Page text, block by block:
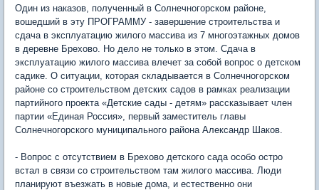
Один из наказов, полученный в Солнечногорском районе,
вошедший в эту ПРОГРАММУ - завершение строительства и
сдача в эксплуатацию жилого массива из 7 многоэтажных домов
в деревне Брехово. Но дело не только в этом. Сдача в
эксплуатацию жилого массива влечет за собой вопрос о детском
садике. О ситуации, которая складывается в Солнечногорском
районе со строительством детских садов в рамках реализации
партийного проекта «Детские сады - детям» рассказывает член
партии «Единая Россия», первый заместитель главы
Солнечногорского муниципального района Александр Шаков.
- Вопрос с отсутствием в Брехово детского сада особо остро
встал в связи со строительством там жилого массива. Люди
планируют въезжать в новые дома, и естественно они